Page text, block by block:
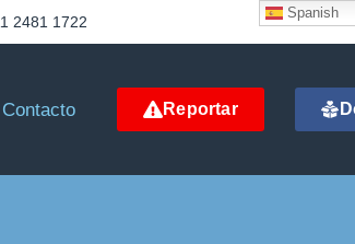
2481 1722
Contacto Reportar
Spanish